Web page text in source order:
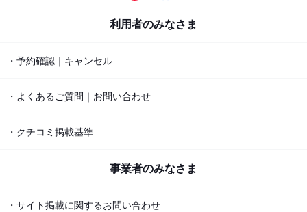
利用者のみなさま
・予約確認｜キャンセル
・よくあるご質問｜お問い合わせ
・クチコミ掲載基準
事業者のみなさま
・サイト掲載に関するお問い合わせ